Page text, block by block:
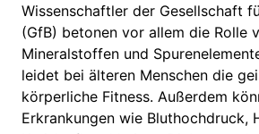
Wissenschaftler der Gesellschaft
(GfB) betonen vor allem die Rolle
Mineralstoffen und
leidet bei älteren Menschen die
körperliche Fitness. Außerdem
Erkrankungen wie Bluthochdruck,